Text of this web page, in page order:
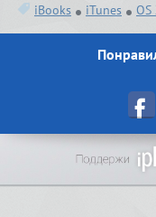
iBooks iTunes